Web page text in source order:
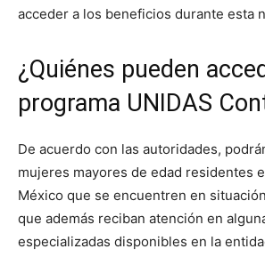
acceder a los beneficios durante esta
¿Quiénes pueden
programa UNIDAS
De acuerdo con las autoridades,
mujeres mayores de edad residentes
México que se encuentren en
que además reciban atención en
especializadas disponibles en la